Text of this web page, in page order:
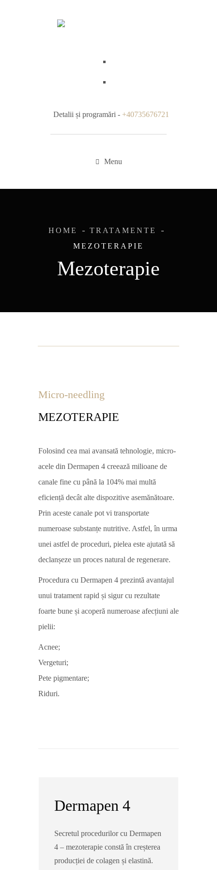
Detalii și programări - +40735676721
Menu
Mezoterapie
HOME
TRATAMENTE
MEZOTERAPIE
Micro-needling
MEZOTERAPIE
Folosind cea mai avansată tehnologie, micro-
acele din Dermapen 4 creează milioane de
canale fine cu până la 104% mai multă
eficiență decât alte dispozitive asemănătoare.
Prin aceste canale pot vi transportate
numeroase substanțe nutritive. Astfel, în urma
unei astfel de proceduri, pielea este ajutată să
declanșeze un proces natural de regenerare.
Procedura cu Dermapen 4 prezintă avantajul
unui tratament rapid și sigur cu rezultate
foarte bune și acoperă numeroase afecțiuni ale
pielii:
Acnee;
Vergeturi;
Pete pigmentare;
Riduri.
Dermapen 4
Secretul procedurilor cu Dermapen
4 – mezoterapie constă în creșterea
producției de colagen și elastină.